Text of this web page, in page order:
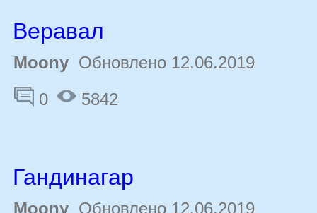
Веравал
Moony Обновлено 12.06.2019
0
5842
Гандинагар
Moony Обновлено 12.06.2019